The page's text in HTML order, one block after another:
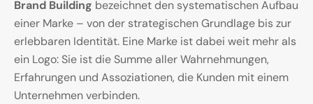
Brand Building bezeichnet den systematischen Aufbau
einer Marke – von der strategischen Grundlage bis zur
erlebbaren Identität. Eine Marke ist dabei weit mehr als
ein Logo: Sie ist die Summe aller Wahrnehmungen,
Erfahrungen und Assoziationen, die Kunden mit einem
Unternehmen verbinden.